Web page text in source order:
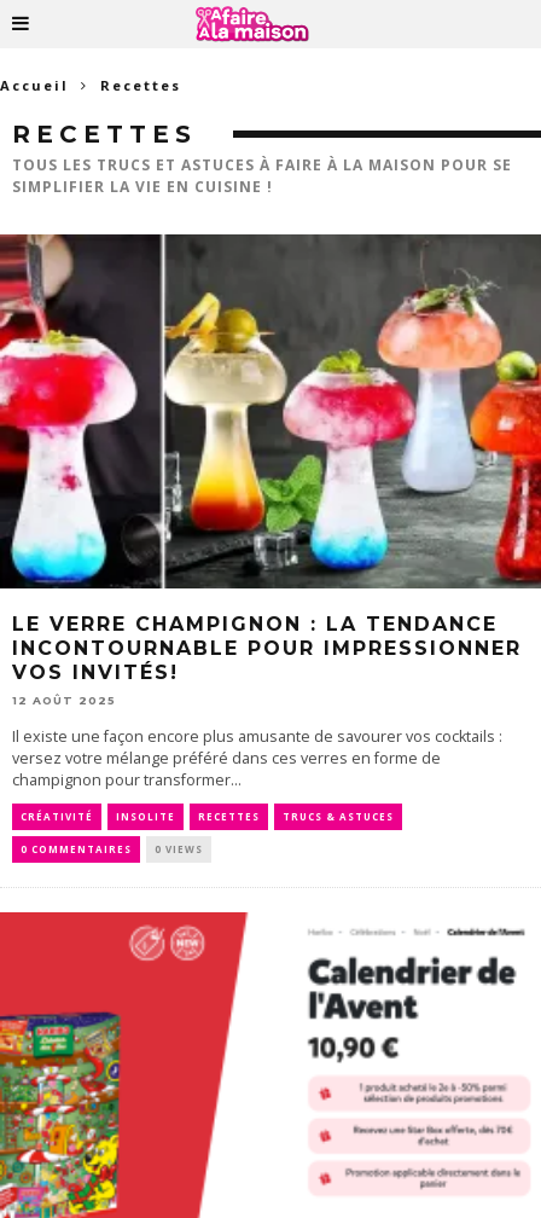
Accueil Recettes
RECETTES
TOUS LES TRUCS ET ASTUCES À FAIRE À LA MAISON POUR SE
SIMPLIFIER LA VIE EN CUISINE !
LE VERRE CHAMPIGNON : LA TENDANCE
INCONTOURNABLE POUR IMPRESSIONNER
VOS INVITÉS!
12 AOÛT 2025
Il existe une façon encore plus amusante de savourer vos cocktails :
versez votre mélange préféré dans ces verres en forme de
champignon pour transformer...
CRÉATIVITÉ INSOLITE RECETTES TRUCS & ASTUCES
0 COMMENTAIRES 0 VIEWS